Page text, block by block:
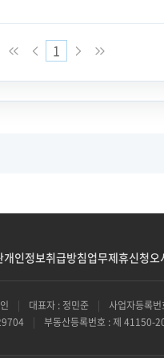
1
개인정보취급방침업무제휴신청오
| 대표자 : 정민준 |
사업자등록
| 부동산등록번호 : 제 41150-